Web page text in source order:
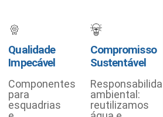
Qualidade
Impecável
Componentes
para
esquadrias
Compromisso
Sustentável
ambiental:
reutilizamos